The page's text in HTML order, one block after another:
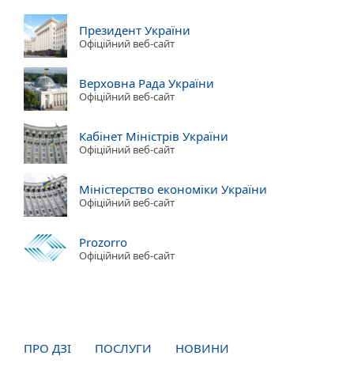
Президент України
Офіційний веб-сайт
Верховна Рада України
Офіційний веб-сайт
Кабінет Міністрів України
Офіційний веб-сайт
Міністерство економіки України
Офіційний веб-сайт
Prozorro
Офіційний веб-сайт
ПРО ДЗІ ПОСЛУГИ НОВИНИ